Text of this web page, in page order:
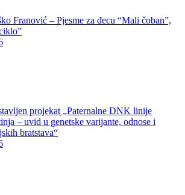
Franović – Pjesme za đecu “Mali čoban”,
projekat „Paternalne DNK linije
– uvid u genetske varijante, odnose i
bratstava“